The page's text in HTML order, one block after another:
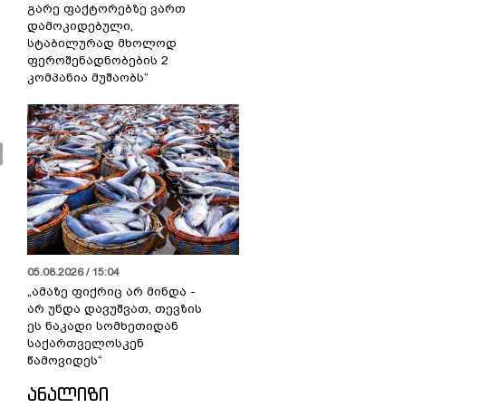
გარე ფაქტორებზე ვართ
დამოკიდებული,
სტაბილურად მხოლოდ
ფეროშენადნობების 2
კომპანია მუშაობს“
05.08.2026 / 15:04
„ამაზე ფიქრიც არ მინდა -
არ უნდა დავუშვათ, თევზის
ეს ნაკადი სომხეთიდან
საქართველოსკენ
წამოვიდეს“
ᲐᲜᲐᲚᲘᲖᲘ